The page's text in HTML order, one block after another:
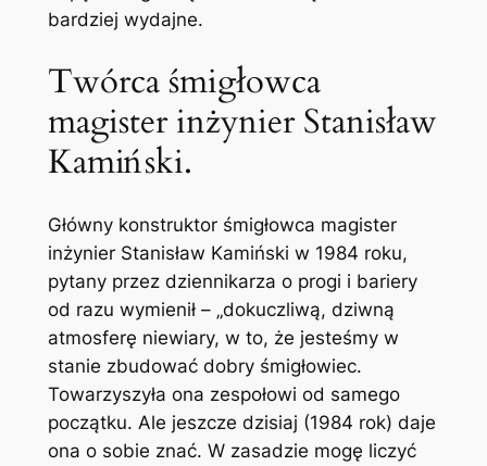
bardziej wydajne.
Twórca śmigłowca
magister inżynier Stanisław
Kamiński.
Główny konstruktor śmigłowca magister
inżynier Stanisław Kamiński w 1984 roku,
pytany przez dziennikarza o progi i bariery
od razu wymienił – „dokuczliwą, dziwną
atmosferę niewiary, w to, że jesteśmy w
stanie zbudować dobry śmigłowiec.
Towarzyszyła ona zespołowi od samego
początku. Ale jeszcze dzisiaj (1984 rok) daje
ona o sobie znać. W zasadzie mogę liczyć